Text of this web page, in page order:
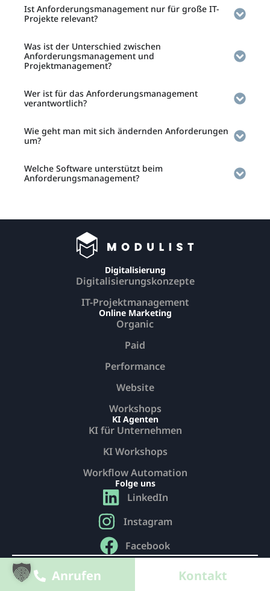
Ist Anforderungsmanagement nur für große IT-
Projekte relevant?
Was ist der Unterschied zwischen
Anforderungsmanagement und
Projektmanagement?
Wer ist für das Anforderungsmanagement
verantwortlich?
Wie geht man mit sich ändernden Anforderungen
um?
Welche Software unterstützt beim
Anforderungsmanagement?
Digitalisierung
Digitalisierungskonzepte
IT-Projektmanagement
Online Marketing
Organic
Paid
Performance
Website
Workshops
KI Agenten
KI für Unternehmen
KI Workshops
Workflow Automation
Folge uns
LinkedIn
Instagram
Facebook
© 2026 Modulist GmbH. Alle Rechte vorbehalten
Datenschutz
Impressum
Anrufen Kontakt